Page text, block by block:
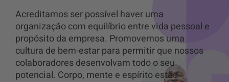
Acreditamos ser possível haver uma
organização com equilíbrio entre vida pessoal e
propósito da empresa. Promovemos uma
cultura de bem-estar para permitir que nossos
colaboradores desenvolvam todo o seu
potencial. Corpo, mente e espírito estão